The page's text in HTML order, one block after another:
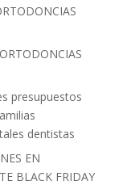
presupuestos
dentistas
EN
BLACK FRIDAY